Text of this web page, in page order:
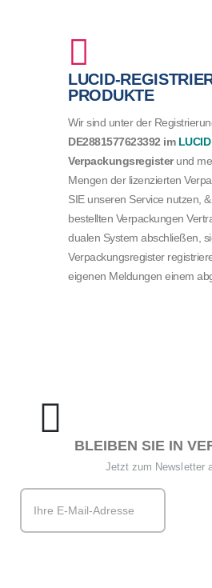
LUCID-
PRODUKTE
Wir sind unter der
DE2881577623392 im LUCID
Verpackungsregisterund
Mengen der lizenzierten
SIE unseren Service nutzen,
bestellten Verpackungen
dualen System abschließen,
Verpackungsregister
eigenen Meldungen einem
BLEIBEN SIE IN
Jetzt zum Newsletter